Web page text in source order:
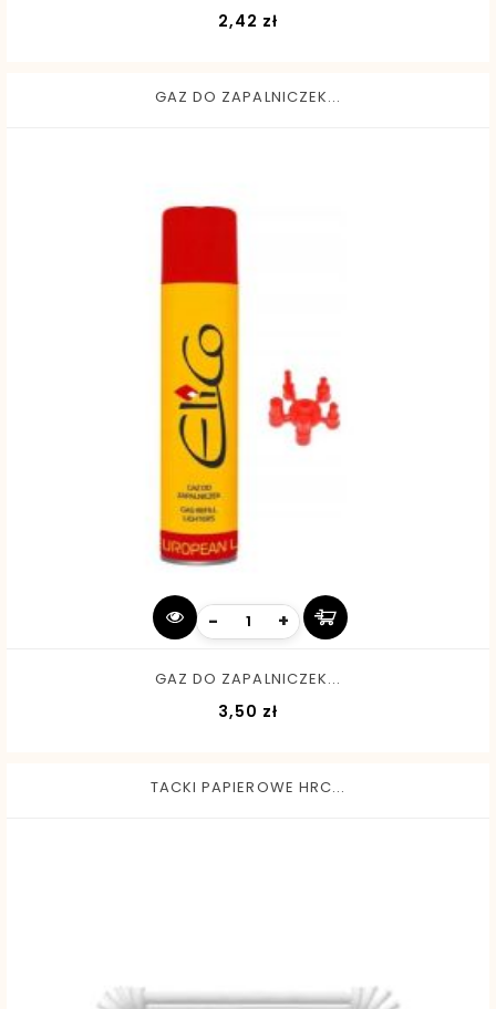
2,42 złCena
GAZ DO ZAPALNICZEK...
- +
GAZ DO ZAPALNICZEK...
3,50 złCena
TACKI PAPIEROWE HRC...